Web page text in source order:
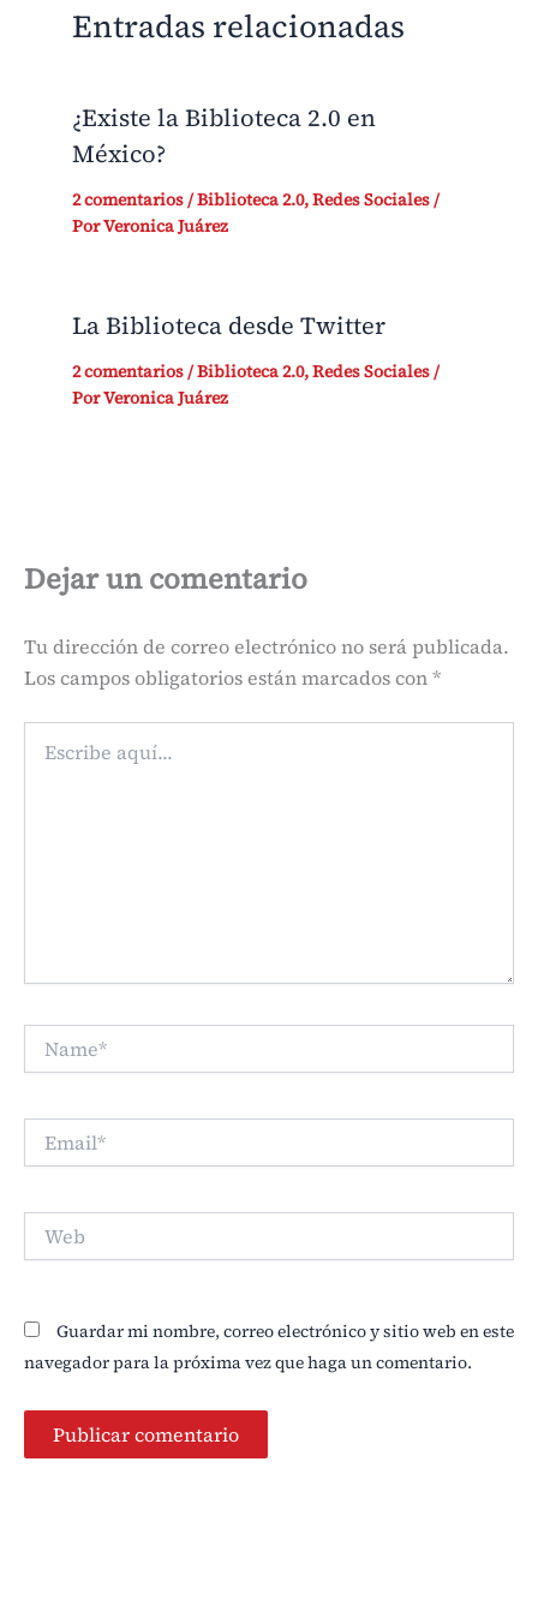
Entradas relacionadas
¿Existe la Biblioteca 2.0 en
México?
2 comentarios/Biblioteca 2.0,Redes Sociales/
PorVeronica Juárez
La Biblioteca desde Twitter
2 comentarios/Biblioteca 2.0,Redes Sociales/
PorVeronica Juárez
Dejar un comentario
Tu dirección de correo electrónico no será publicada.
Los campos obligatorios están marcados con*
aquí...
Guardar mi nombre, correo electrónico y sitio web en este
navegador para la próxima vez que haga un comentario.